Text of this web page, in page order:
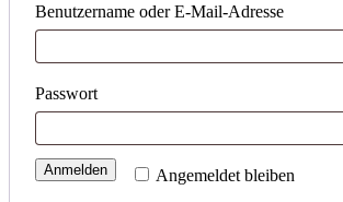
Benutzername oder E-Mail-Adresse
Passwort
Angemeldet bleiben
Anmelden